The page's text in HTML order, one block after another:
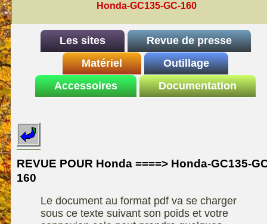
Honda-GC135-GC-160
Les sites
INDEX
Le site de la
motoculture
contact
Revue de presse
REDEXIM-et-Eliet
ELIET
Motobineuse ou
Technique de
compostage
Matériel
autoportee
SARP
Robomow
chevalet
Remorque
Outillage
Affuteuse
Accessoires
Documentation
REVUE POUR Honda ====> Honda-GC135-
160
Le document au format pdf va se charger
sous ce texte suivant son poids et votre